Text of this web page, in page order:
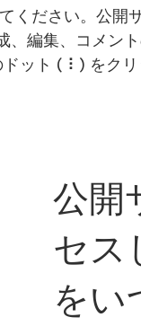
ください。公開
編集、コメン
ット ( ⠇) をク
公開
セス
をい